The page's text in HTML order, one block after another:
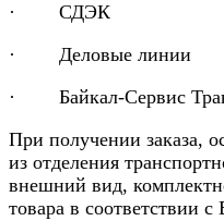
· СДЭК
· Деловые линии
· Байкал-Сервис
При получении заказа,
из отделения
внешний вид,
товара в соответствии